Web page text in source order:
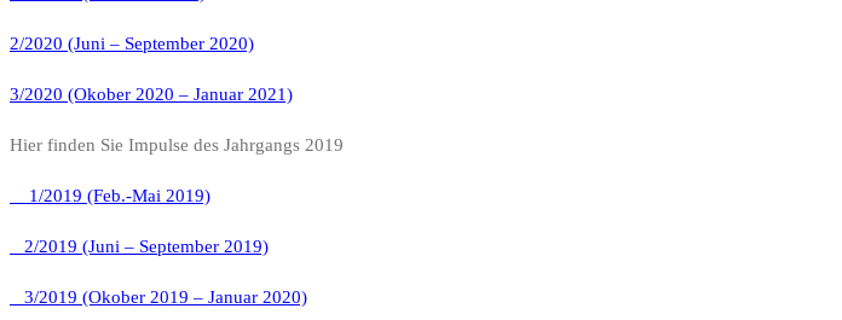
2/2020 (Juni – September 2020)
3/2020 (Okober 2020 – Januar 2021)
Hier finden Sie Impulse des Jahrgangs 2019
1/2019 (Feb.-Mai 2019)
2/2019 (Juni – September 2019)
3/2019 (Okober 2019 – Januar 2020)